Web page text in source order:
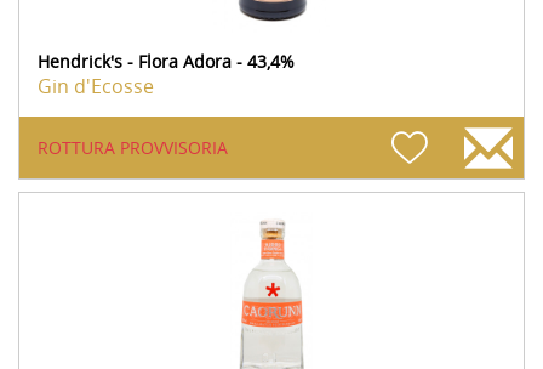
Hendrick's - Flora Adora - 43,4%
Gin d'Ecosse
ROTTURA PROVVISORIA